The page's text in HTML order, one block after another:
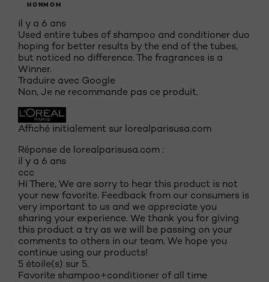
HONMOM
il y a 6 ans
Used entire tubes of shampoo and conditioner duo
hoping for better results by the end of the tubes,
but noticed no difference. The fragrances is a
Winner.
Traduire avec Google
Non, Je ne recommande pas ce produit.
Affiché initialement sur lorealparisusa.com
Réponse de lorealparisusa.com :
il y a 6 ans
ccc
Hi There, We are sorry to hear this product is not
your new favorite. Feedback from our consumers is
very important to us and we appreciate you
sharing your experience. We thank you for giving
this product a try as we will be passing on your
comments to others in our team. We hope you
continue using our products!
5 étoile(s) sur 5.
Favorite shampoo+conditioner of all time